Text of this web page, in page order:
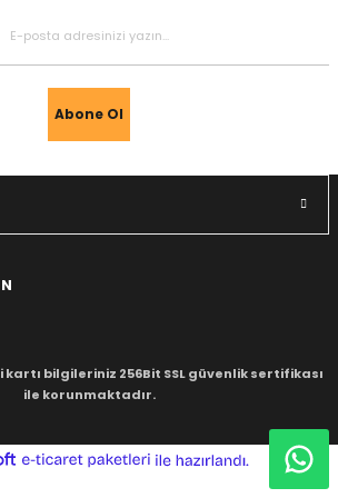
Abone Ol
bilgileriniz 256Bit SSL güvenlik sertifikası
ile korunmaktadır.
ideasoft
e-
hazırlandı.